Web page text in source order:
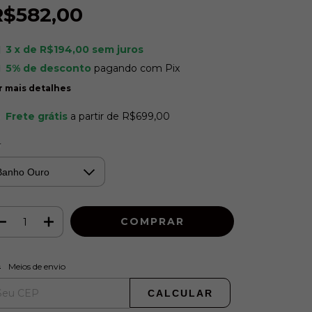
3 x de R$194,00 sem juros
5% de desconto pagando com Pix
mais detalhes
Frete grátis a partir de R$699,00
para o CEP:
Meios de envio
CALCULAR